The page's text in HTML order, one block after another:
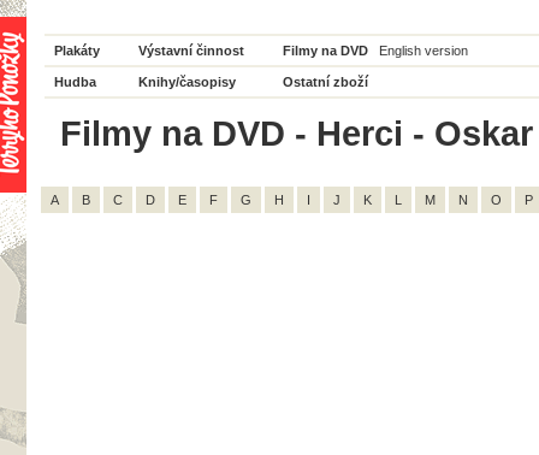
Plakáty Výstavní činnost Filmy na DVD English version
Hudba Knihy/časopisy Ostatní zboží
Filmy na DVD - Herci -
A B C D E F G H I J K L M N O P